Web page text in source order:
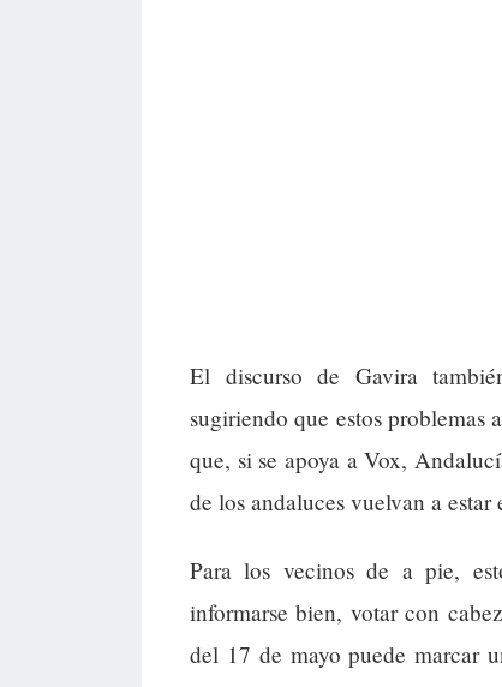
El discurso de Gavira
sugiriendo que estos problemas
que, si se apoya a Vox,
de los andaluces vuelvan a estar
Para los vecinos de a pie,
informarse bien, votar con
del 17 de mayo puede marcar